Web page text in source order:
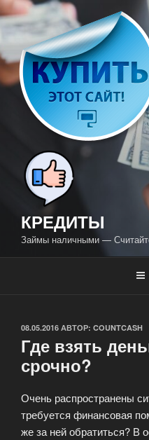
Перейти
содержимому
КРЕДИТЫ
Займы наличными —
ОПУБЛИКОВАНО
08.05.2016 АВТОР: COUNTCASH
Где взять
срочно?
Очень распространены
требуется финансовая
же за ней обратиться? В